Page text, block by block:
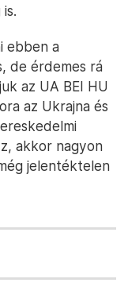
ebben a
de érdemes rá
az UA BEI HU
az Ukrajna és
akkor nagyon
jelentéktelen